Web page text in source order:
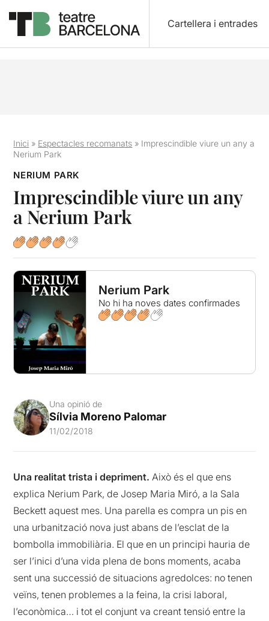
Cartellera i entrades
Inici » Espectacles recomanats » Imprescindible viure un any a
Nerium Park
NERIUM PARK
Imprescindible viure un any
a Nerium Park
Nerium Park
No hi ha noves dates confirmades
Una opinió de
Sílvia Moreno Palomar
11/02/2018
Una realitat trista i depriment. Això és el que ens
explica Nerium Park, de Josep Maria Miró, a la Sala
Beckett aquest mes. Una parella es compra un pis en
una urbanització nova just abans de l’esclat de la
bombolla immobiliària. El que en un principi hauria de
ser l’inici d’una vida plena de bons moments, acaba
sent una successió de situacions agredolces: no tenen
veïns, tenen problemes a la feina, la crisi laboral,
l’econòmica… i tot el conjunt va creant tensió entre la